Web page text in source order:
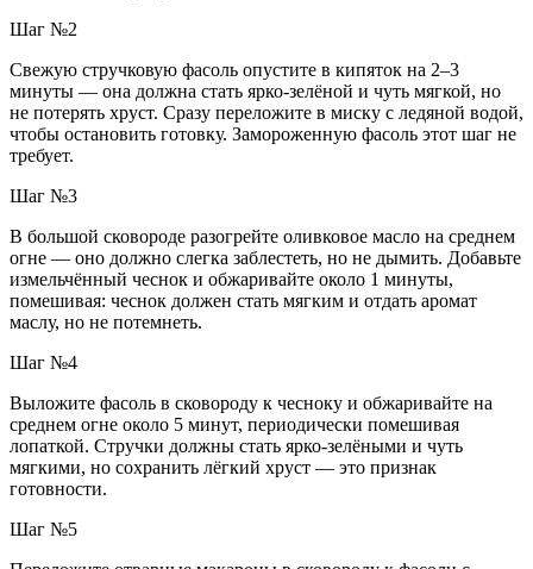
Шаг №2
Свежую стручковую фасоль опустите в кипяток на 2–3
минуты — она должна стать ярко-зелёной и чуть мягкой, но
не потерять хруст. Сразу переложите в миску с ледяной водой,
чтобы остановить готовку. Замороженную фасоль этот шаг не
требует.
Шаг №3
В большой сковороде разогрейте оливковое масло на среднем
огне — оно должно слегка заблестеть, но не дымить. Добавьте
измельчённый чеснок и обжаривайте около 1 минуты,
помешивая: чеснок должен стать мягким и отдать аромат
маслу, но не потемнеть.
Шаг №4
Выложите фасоль в сковороду к чесноку и обжаривайте на
среднем огне около 5 минут, периодически помешивая
лопаткой. Стручки должны стать ярко-зелёными и чуть
мягкими, но сохранить лёгкий хруст — это признак
готовности.
Шаг №5